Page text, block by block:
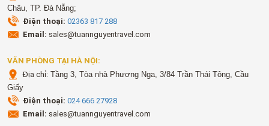
Châu, TP. Đà Nẵng;
Điện thoại: 02363 817 288
Email: sales@tuannguyentravel.com
VĂN PHÒNG TẠI HÀ NỘI:
Địa chỉ: Tầng 3, Tòa nhà Phương Nga, 3/84 Trần Thái Tông, Cầu
Giấy
Điện thoại: 024 666 27928
Email: sales@tuannguyentravel.com